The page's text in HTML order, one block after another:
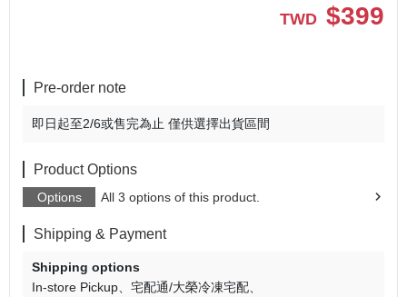
TWD $399
Pre-order note
即日起至2/6或售完為止 僅供選擇出貨區間
Product Options
Options All 3 options of this product.
Shipping & Payment
Shipping options
In-store Pickup
宅配通/大榮冷凍宅配